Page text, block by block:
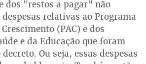
dos "restos a pagar" não
despesas relativas ao Programa
(PAC) e dos
e da Educação que foram
Ou seja, essas despesas